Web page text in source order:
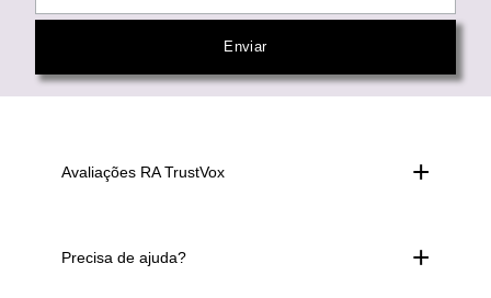
Avaliações RA TrustVox
Precisa de ajuda?